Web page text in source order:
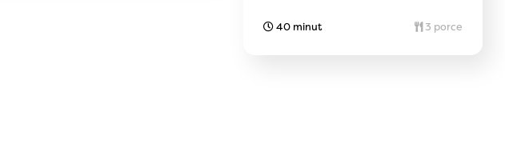
40 minut 3 porce